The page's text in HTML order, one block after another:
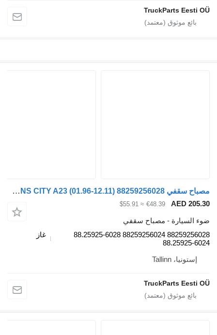
مصباح سقفي MAN LIONS CITY A23 (01.96-12.11) 88259256028 لـ الباصات MAN Lion's bus (1991-)
€48.39
≈ $55.91
- مصباح سقفي
88259256028 88259256024 88.25925-6028
غاز